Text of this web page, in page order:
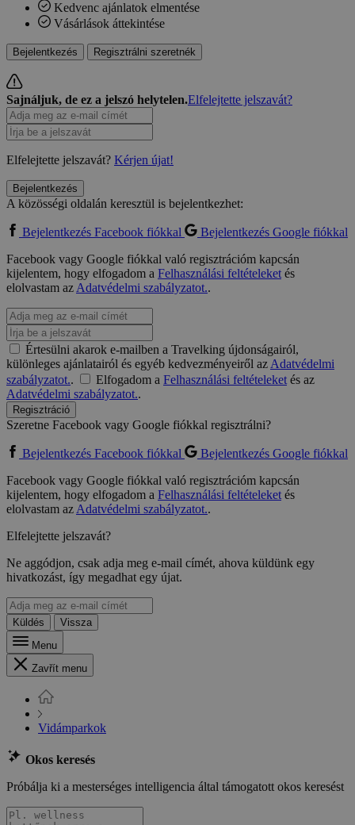
Kedvenc ajánlatok elmentése
Vásárlások áttekintése
Bejelentkezés Regisztrálni szeretnék
Sajnáljuk, de ez a jelszó helytelen.Elfelejtette jelszavát?
Elfelejtette jelszavát? Kérjen újat!
Bejelentkezés
A közösségi oldalán keresztül is bejelentkezhet:
Bejelentkezés Facebook fiókkal
Bejelentkezés Google fiókkal
Facebook vagy Google fiókkal való regisztrációm kapcsán
kijelentem, hogy elfogadom a Felhasználási feltételeketés
elolvastam azAdatvédelmi szabályzatot..
Értesülni akarok e-mailben a Travelking újdonságairól,
különleges ajánlatairól és egyéb kedvezményeiről azAdatvédelmi
szabályzatot.. Elfogadom a Felhasználási feltételeketés az
Adatvédelmi szabályzatot..
Regisztráció
Szeretne Facebook vagy Google fiókkal regisztrálni?
Bejelentkezés Facebook fiókkal
Bejelentkezés Google fiókkal
Facebook vagy Google fiókkal való regisztrációm kapcsán
kijelentem, hogy elfogadom a Felhasználási feltételeketés
elolvastam azAdatvédelmi szabályzatot..
Elfelejtette jelszavát?
Ne aggódjon, csak adja meg e-mail címét, ahova küldünk egy
hivatkozást, így megadhat egy újat.
Küldés
Vissza
Menu
Zavřít menu
Vidámparkok
Okos keresés
Próbálja ki a mesterséges intelligencia által támogatott okos keresést